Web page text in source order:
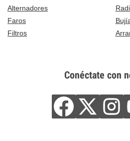
Alternadores
Faros
Filtros
Conéctate con